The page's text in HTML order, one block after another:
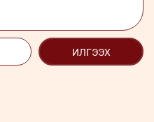
ИЛГЭЭХ